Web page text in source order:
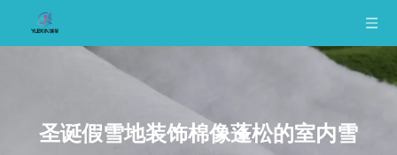
圣诞假雪地装饰棉像蓬松的室内雪